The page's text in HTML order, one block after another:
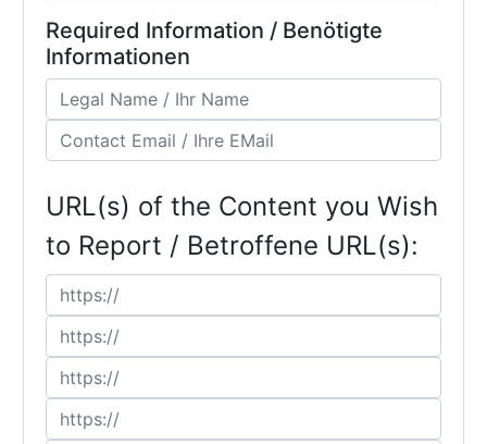
Required Information / Benötigte
Informationen
URL(s) of the Content you Wish
to Report / Betroffene URL(s):